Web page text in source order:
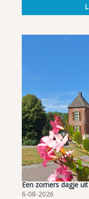
Een zomers dagje
6-08-2026